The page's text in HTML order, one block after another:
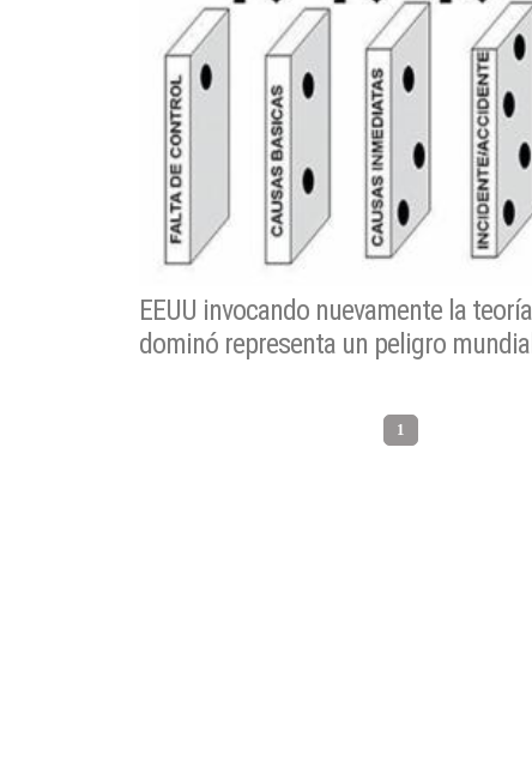
EEUU invocando nuevamente la
dominó representa un peligro mundial
1